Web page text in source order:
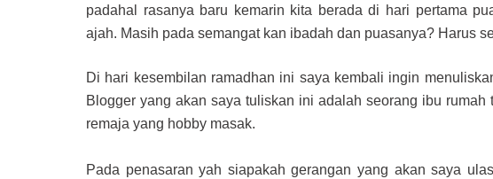
padahal rasanya baru kemarin kita berada di hari pertama
ajah. Masih pada semangat kan ibadah dan puasanya? Harus
Di hari kesembilan ramadhan ini saya kembali ingin
Blogger yang akan saya tuliskan ini adalah seorang ibu
remaja yang hobby masak.
Pada penasaran yah siapakah gerangan yang akan saya